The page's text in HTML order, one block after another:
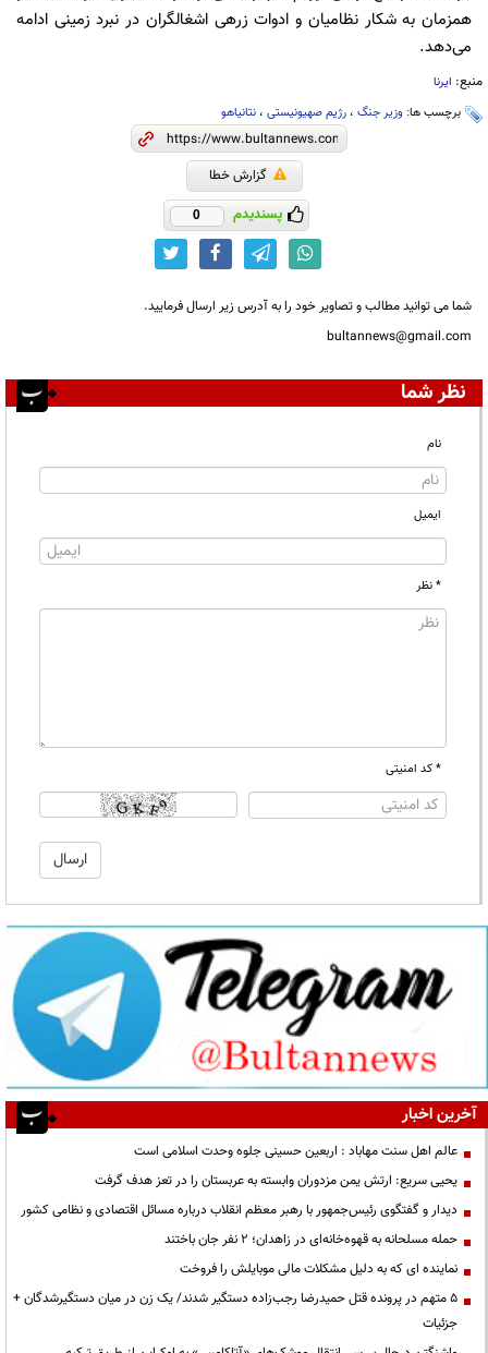
همزمان به شکار نظامیان و ادوات زرهی اشغالگران در نبرد زمینی ادامه
می‌دهد.
منبع: ایرنا
برچسب ها: وزیر جنگ ، رژیم صهیونیستی ، نتانیاهو
گزارش خطا
پسندیدم 0
شما می توانید مطالب و تصاویر خود را به آدرس زیر ارسال فرمایید.
bultannews@gmail.com
نظر شما
نام
ایمیل
* نظر
* کد امنیتی
آخرین اخبار
عالم اهل سنت مهاباد : اربعین حسینی جلوه وحدت اسلامی است
یحیی سریع: ارتش یمن مزدوران وابسته به عربستان را در تعز هدف گرفت
دیدار و گفتگوی رئیس‌جمهور با رهبر معظم انقلاب درباره مسائل اقتصادی و نظامی کشور
حمله مسلحانه به قهوه‌خانه‌ای در زاهدان؛ ۲ نفر جان باختند
نماینده ای که به دلیل مشکلات مالی موبایلش را فروخت
۵ متهم در پرونده قتل حمیدرضا رجب‌زاده دستگیر شدند/ یک زن در میان دستگیرشدگان +
جزئیات